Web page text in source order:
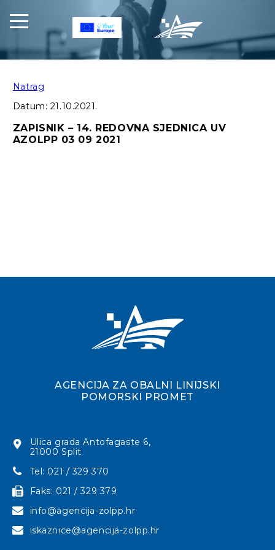
Natrag
Datum: 21.10.2021.
ZAPISNIK – 14. REDOVNA SJEDNICA UV
AZOLPP 03 09 2021
AGENCIJA ZA OBALNI LINIJSKI
POMORSKI PROMET
Ulica grada Antofagaste 6,
21000 Split
Tel: 021 / 329 370
Faks: 021 / 329 379
info@agencija-zolpp.hr
iskaznice@agencija-zolpp.hr